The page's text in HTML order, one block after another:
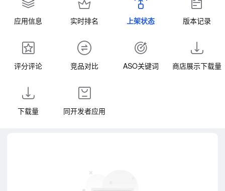
应用信息 实时排名 上架状态 版本记录
评分评论 竞品对比 ASO关键词 商店展示下载量
下载量 同开发者应用